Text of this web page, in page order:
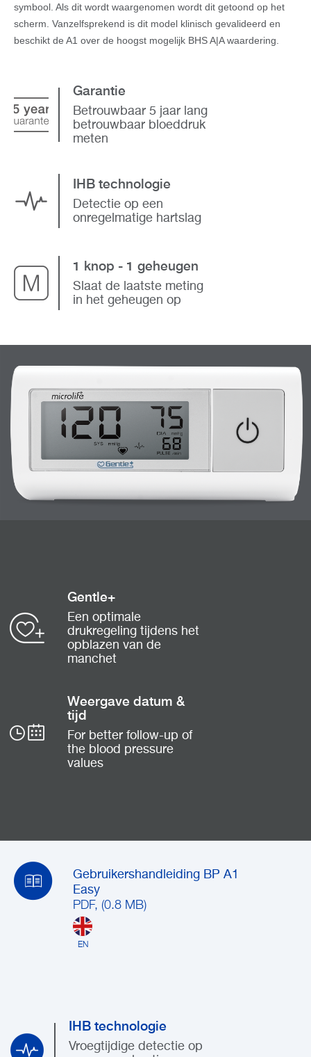
symbool. Als dit wordt waargenomen wordt dit getoond op het
scherm. Vanzelfsprekend is dit model klinisch gevalideerd en
beschikt de A1 over de hoogst mogelijk BHS A|A waardering.
Garantie
Betrouwbaar 5 jaar lang
betrouwbaar bloeddruk
meten
IHB technologie
Detectie op een
onregelmatige hartslag
1 knop - 1 geheugen
Slaat de laatste meting
in het geheugen op
Gentle+
Een optimale
drukregeling tijdens het
opblazen van de
manchet
Weergave datum &
tijd
For better follow-up of
the blood pressure
values
Gebruikershandleiding BP A1
Easy
PDF, (0.8 MB)
EN
IHB technologie
Vroegtijdige detectie op